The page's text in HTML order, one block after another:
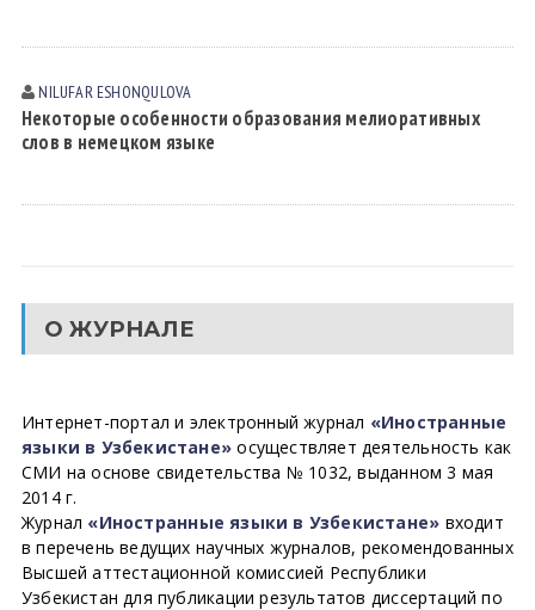
NILUFAR ESHONQULOVА
Некоторые особенности образования мелиоративных
слов в немецком языке
О ЖУРНАЛЕ
Интернет-портал и электронный журнал «Иностранные
языки в Узбекистане» осуществляет деятельность как
СМИ на основе свидетельства № 1032, выданном 3 мая
2014 г.
Журнал «Иностранные языки в Узбекистане» входит
в перечень ведущих научных журналов, рекомендованных
Высшей аттестационной комиссией Республики
Узбекистан для публикации результатов диссертаций по